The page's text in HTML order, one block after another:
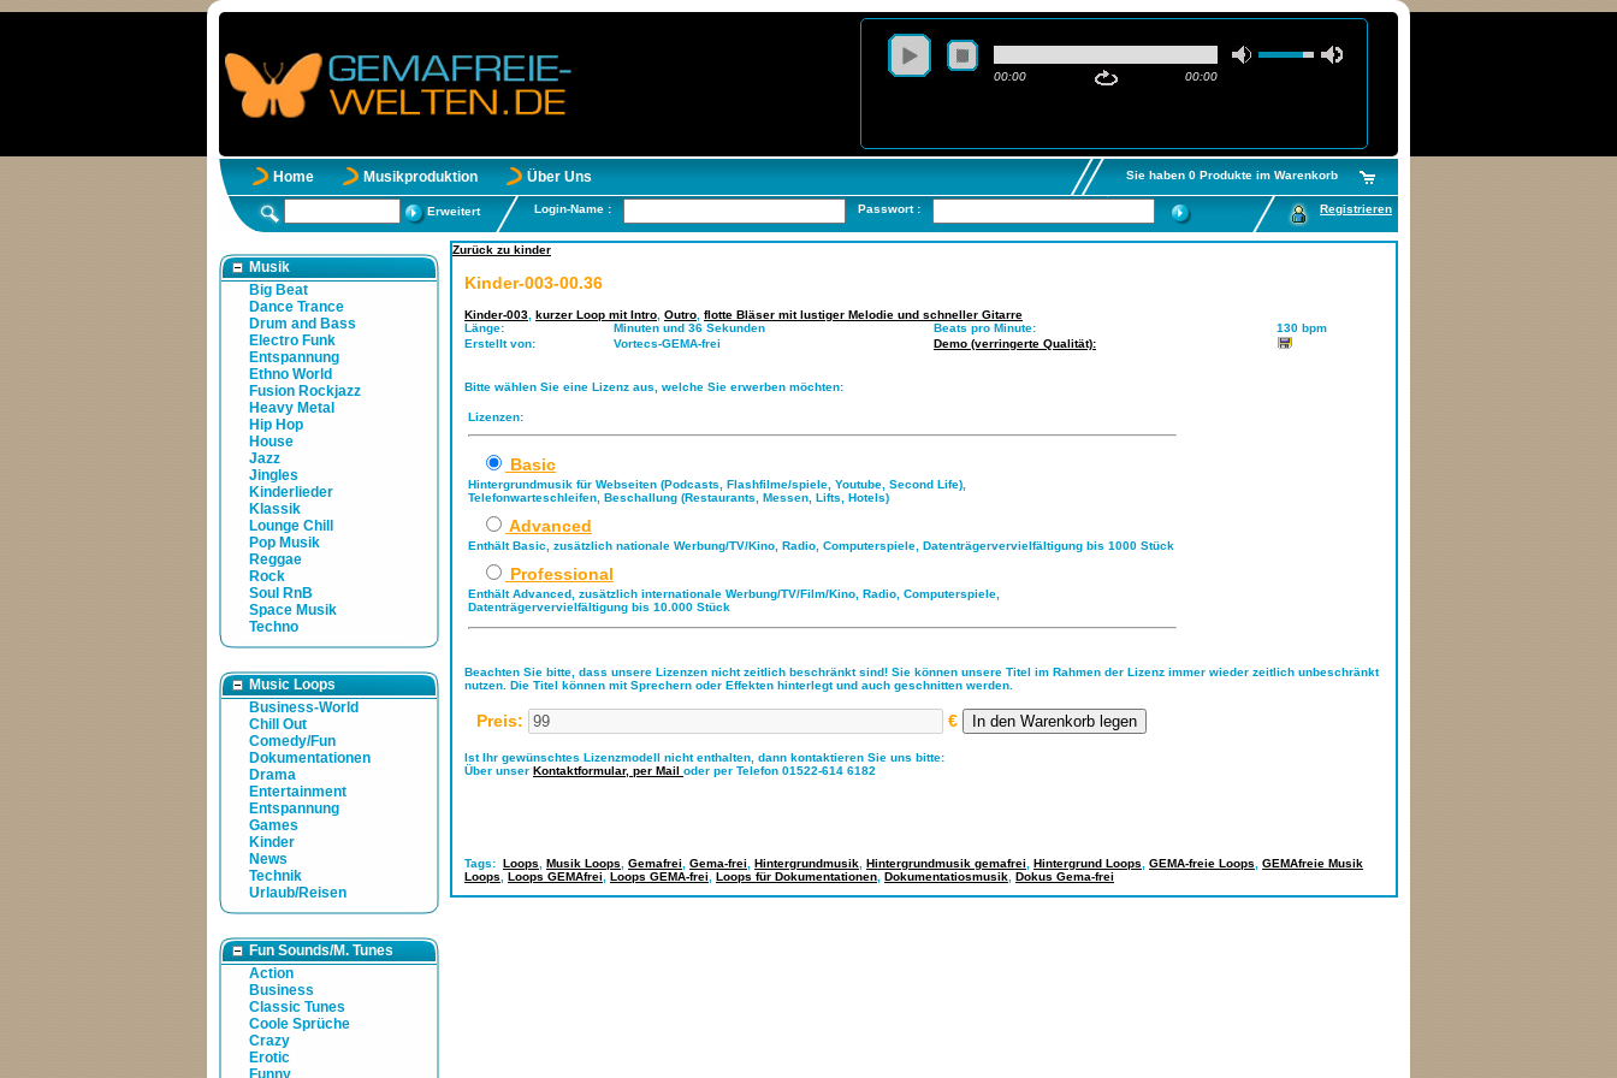
00:00 00:00
Home Musikproduktion Über Uns Sie haben 0 Produkte im Warenkorb
Erweitert Login-Name : Passwort : Registrieren
Musik
Big Beat
Dance Trance
Drum and Bass
Electro Funk
Entspannung
Ethno World
Fusion Rockjazz
Heavy Metal
Hip Hop
House
Jazz
Jingles
Kinderlieder
Klassik
Lounge Chill
Pop Musik
Reggae
Rock
Soul RnB
Space Musik
Techno
Music Loops
Business-World
Chill Out
Comedy/Fun
Dokumentationen
Drama
Entertainment
Entspannung
Games
Kinder
News
Technik
Urlaub/Reisen
Fun Sounds/M. Tunes
Action
Business
Classic Tunes
Coole Sprüche
Crazy
Erotic
Funny
Zurück zu kinder
Kinder-003-00.36
Kinder-003 kurzer Loop mit Intro Outro flotte Bläser mit lustiger Melodie und schneller Gitarre
Länge:
Minuten und 36 Sekunden Beats pro Minute:
130 bpm
Erstellt von:
Vortecs-GEMA-frei Demo (verringerte Qualität):
Bitte wählen Sie eine Lizenz aus, welche Sie erwerben möchten:
Lizenzen:
Basic
Hintergrundmusik für Webseiten (Podcasts, Flashfilme/spiele, Youtube, Second Life),
Telefonwarteschleifen, Beschallung (Restaurants, Messen, Lifts, Hotels)
Advanced
Enthält Basic, zusätzlich nationale Werbung/TV/Kino, Radio, Computerspiele, Datenträgervervielfältigung bis 1000 Stück
Professional
Enthält Advanced, zusätzlich internationale Werbung/TV/Film/Kino, Radio, Computerspiele,
Datenträgervervielfältigung bis 10.000 Stück
Beachten Sie bitte, dass unsere Lizenzen nicht zeitlich beschränkt sind! Sie können unsere Titel im Rahmen der Lizenz immer wieder zeitlich unbeschränkt
nutzen. Die Titel können mit Sprechern oder Effekten hinterlegt und auch geschnitten werden.
Preis: €
Ist Ihr gewünschtes Lizenzmodell nicht enthalten, dann kontaktieren Sie uns bitte:
Über unser Kontaktformular, per Mail oder per Telefon 01522-614 6182
Tags: Loops Musik Loops Gemafrei Gema-frei Hintergrundmusik Hintergrundmusik gemafrei Hintergrund Loops GEMA-freie Loops
GEMAfreie Musik
Loops
Loops GEMAfrei Loops GEMA-frei Loops für Dokumentationen Dokumentatiosmusik Dokus Gema-frei